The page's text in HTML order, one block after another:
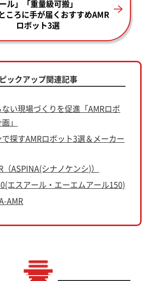
ール」「重量級可搬」
ころに手が届くおすすめAMR
ロボット3選
ピックアップ関連記事
い現場づくりを促進「AMRロボ
」
探すAMRロボット3選＆メーカー
ASPINA(シナノケンシ)）
エスアール・エーエムアール150)
AMR